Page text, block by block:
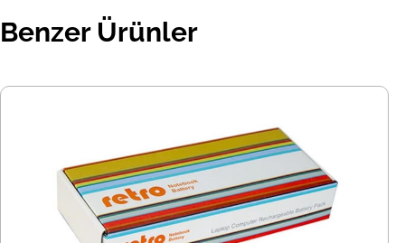
Benzer Ürünler